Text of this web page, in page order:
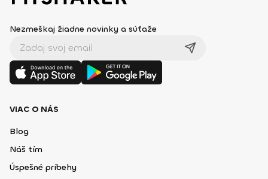
Nezmeškaj žiadne novinky a súťaže
VIAC O NÁS
Blog
Náš tím
Úspešné príbehy